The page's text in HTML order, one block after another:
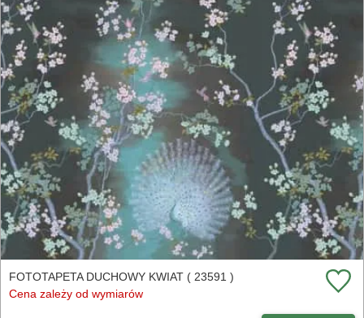
FOTOTAPETA DUCHOWY KWIAT ( 23591 )
Cena zależy od wymiarów